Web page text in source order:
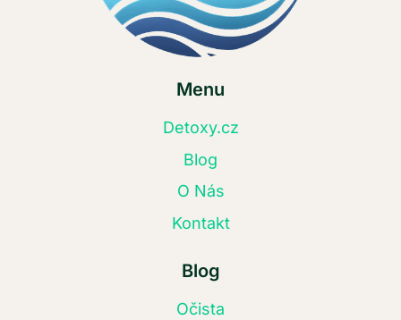
Menu
Detoxy.cz
Blog
O Nás
Kontakt
Blog
Očista